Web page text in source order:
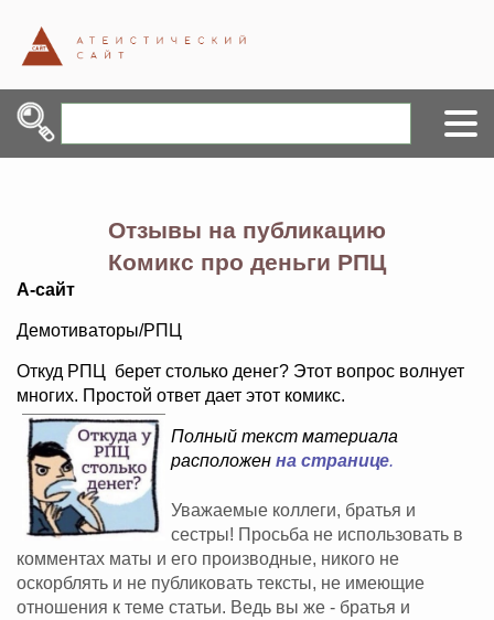
Отзывы на публикацию
Комикс про деньги РПЦ
А-сайт
Демотиваторы/РПЦ
Откуд РПЦ берет столько денег? Этот вопрос волнует
многих. Простой ответ дает этот комикс.
Полный текст материала
расположен на странице.
Уважаемые коллеги, братья и
сестры! Просьба не использовать в
комментах маты и его производные, никого не
оскорблять и не публиковать тексты, не имеющие
отношения к теме статьи. Ведь вы же - братья и